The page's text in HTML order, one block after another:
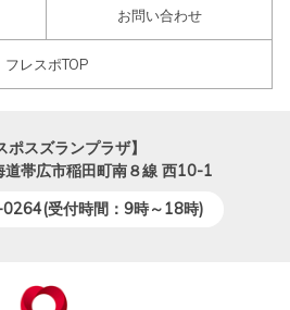
お問い合わせ
フレスポTOP
ポスズランプラザ】
道帯広市稲田町南８線 西10-1
受付時間：9時～18時)